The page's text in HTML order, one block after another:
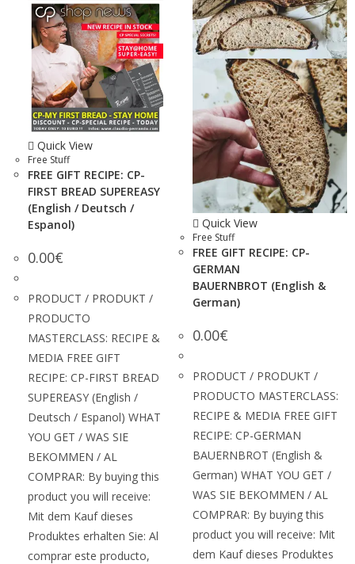
Quick View
Free Stuff
FREE GIFT RECIPE: CP-
FIRST BREAD SUPEREASY
(English / Deutsch /
Espanol)
0.00€
PRODUCT / PRODUKT /
PRODUCTO
MASTERCLASS: RECIPE &
MEDIA FREE GIFT
RECIPE: CP-FIRST BREAD
SUPEREASY (English /
Deutsch / Espanol) WHAT
YOU GET / WAS SIE
BEKOMMEN / AL
COMPRAR: By buying this
product you will receive:
Mit dem Kauf dieses
Produktes erhalten Sie: Al
comprar este producto,
Quick View
Free Stuff
FREE GIFT RECIPE: CP-
GERMAN
BAUERNBROT (English &
German)
0.00€
PRODUCT / PRODUKT /
PRODUCTO MASTERCLASS:
RECIPE & MEDIA FREE GIFT
RECIPE: CP-GERMAN
BAUERNBROT (English &
German) WHAT YOU GET /
WAS SIE BEKOMMEN / AL
COMPRAR: By buying this
product you will receive: Mit
dem Kauf dieses Produktes